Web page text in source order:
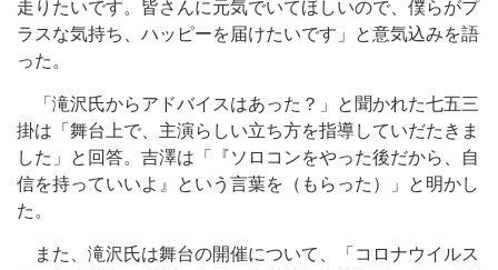
走りたいです。皆さんに元気でいてほしいので、僕らがプ
ラスな気持ち、ハッピーを届けたいです」と意気込みを語
った。
「滝沢氏からアドバイスはあった？」と聞かれた七五三
掛は「舞台上で、主演らしい立ち方を指導していだたきま
した」と回答。吉澤は「『ソロコンをやった後だから、自
信を持っていいよ』という言葉を（もらった）」と明かし
た。
また、滝沢氏は舞台の開催について、「コロナウイルス